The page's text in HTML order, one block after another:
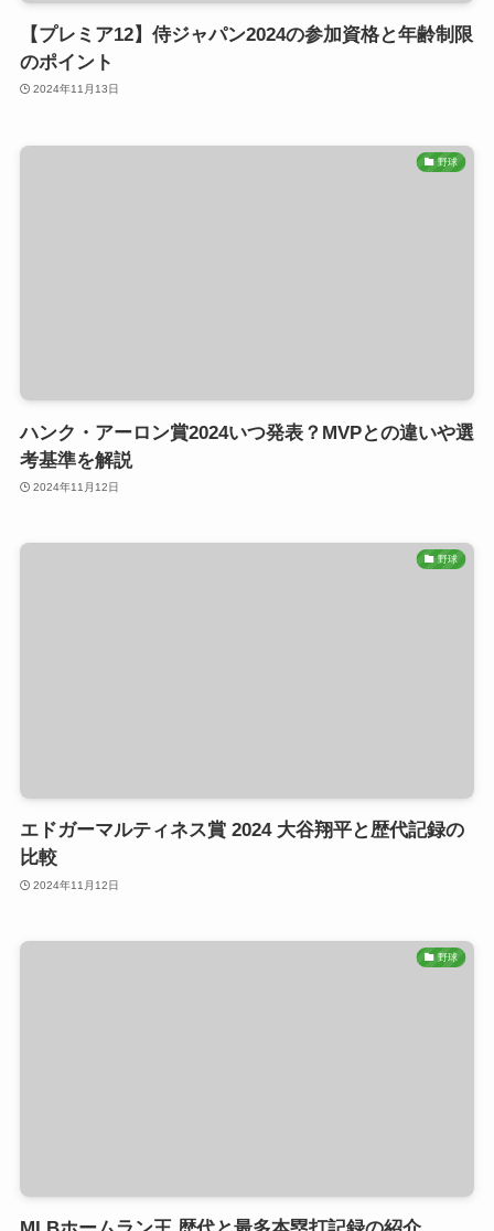
【プレミア12】侍ジャパン2024の参加資格と年齢制限
のポイント
2024年11月13日
野球
ハンク・アーロン賞2024いつ発表？MVPとの違いや選
考基準を解説
2024年11月12日
野球
エドガーマルティネス賞 2024 大谷翔平と歴代記録の
比較
2024年11月12日
野球